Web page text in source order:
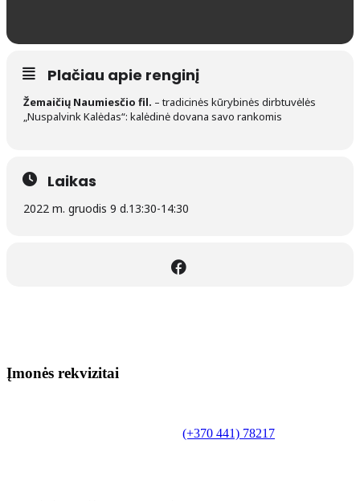
Plačiau apie renginį
Žemaičių Naumiesčio fil. – tradicinės kūrybinės dirbtuvėlės
„Nuspalvink Kalėdas“: kalėdinė dovana savo rankomis
Laikas
2022 m. gruodis 9 d.13:30-14:30
Įmonės rekvizitai
(+370 441) 78217